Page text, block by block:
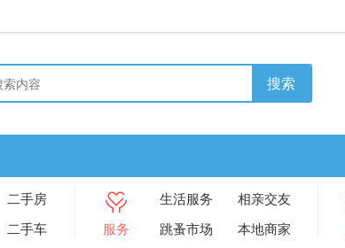
搜索
二手房
二手车 服务
生活服务
相亲交友
跳蚤市场
本地商家